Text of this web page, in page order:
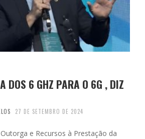
DOS 6 GHZ PARA O 6G , DIZ
27 DE SETEMBRO DE 2024
e Recursos à Prestação da